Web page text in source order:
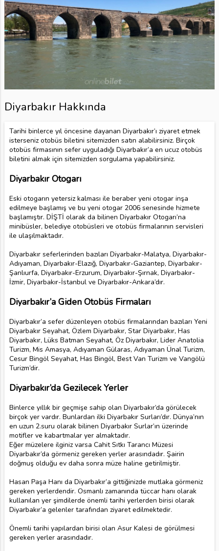
Diyarbakır Hakkında
Tarihi binlerce yıl öncesine dayanan Diyarbakır’ı ziyaret etmek
isterseniz otobüs biletini sitemizden satın alabilirsiniz. Birçok
otobüs firmasının sefer uyguladığı Diyarbakır’a en ucuz otobüs
biletini almak için sitemizden sorgulama yapabilirsiniz.
Diyarbakır Otogarı
Eski otogarın yetersiz kalması ile beraber yeni otogar inşa
edilmeye başlamış ve bu yeni otogar 2006 senesinde hizmete
başlamıştır. DİŞTİ olarak da bilinen Diyarbakır Otogarı’na
minibüsler, belediye otobüsleri ve otobüs firmalarının servisleri
ile ulaşılmaktadır.
Diyarbakır seferlerinden bazıları Diyarbakır-Malatya, Diyarbakır-
Adıyaman, Diyarbakır-Elazığ, Diyarbakır-Gaziantep, Diyarbakır-
Şanlıurfa, Diyarbakır-Erzurum, Diyarbakır-Şırnak, Diyarbakır-
İzmir, Diyarbakır-İstanbul ve Diyarbakır-Ankara’dır.
Diyarbakır’a Giden Otobüs Firmaları
Diyarbakır’a sefer düzenleyen otobüs firmalarından bazıları Yeni
Diyarbakır Seyahat, Özlem Diyarbakır, Star Diyarbakır, Has
Diyarbakır, Lüks Batman Seyahat, Öz Diyarbakır, Lider Anatolia
Turizm, Mis Amasya, Adıyaman Gülaras, Adıyaman Ünal Turizm,
Cesur Bingöl Seyahat, Has Bingöl, Best Van Turizm ve Vangölü
Turizm’dir.
Diyarbakır’da Gezilecek Yerler
Binlerce yıllık bir geçmişe sahip olan Diyarbakır’da görülecek
birçok yer vardır. Bunlardan ilki Diyarbakır Surları’dır. Dünya’nın
en uzun 2.suru olarak bilinen Diyarbakır Surlar’ın üzerinde
motifler ve kabartmalar yer almaktadır.
Eğer müzelere ilginiz varsa Cahit Sıtkı Tarancı Müzesi
Diyarbakır’da görmeniz gereken yerler arasındadır. Şairin
doğmuş olduğu ev daha sonra müze haline getirilmiştir.
Hasan Paşa Hanı da Diyarbakır’a gittiğinizde mutlaka görmeniz
gereken yerlerdendir. Osmanlı zamanında tüccar hanı olarak
kullanılan yer şimdilerde önemli tarihi yerlerden birisi olarak
Diyarbakır’a gelenler tarafından ziyaret edilmektedir.
Önemli tarihi yapılardan birisi olan Asur Kalesi de görülmesi
gereken yerler arasındadır.